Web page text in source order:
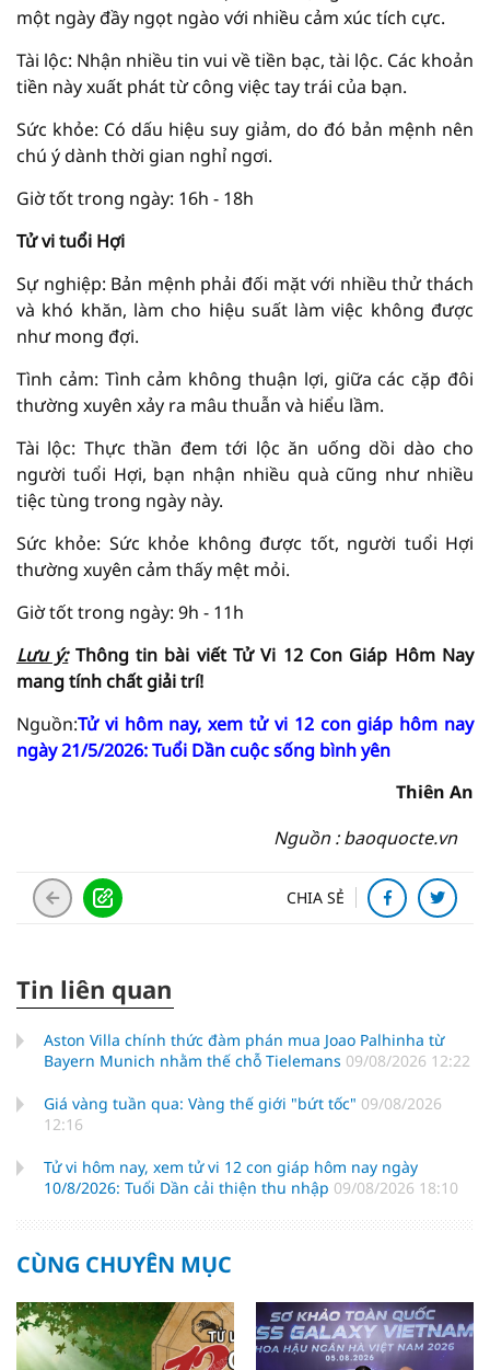
một ngày đầy ngọt ngào với nhiều cảm xúc tích cực.
Tài lộc: Nhận nhiều tin vui về tiền bạc, tài lộc. Các khoản
tiền này xuất phát từ công việc tay trái của bạn.
Sức khỏe: Có dấu hiệu suy giảm, do đó bản mệnh nên
chú ý dành thời gian nghỉ ngơi.
Giờ tốt trong ngày: 16h - 18h
Tử vi tuổi Hợi
Sự nghiệp: Bản mệnh phải đối mặt với nhiều thử thách
và khó khăn, làm cho hiệu suất làm việc không được
như mong đợi.
Tình cảm: Tình cảm không thuận lợi, giữa các cặp đôi
thường xuyên xảy ra mâu thuẫn và hiểu lầm.
Tài lộc: Thực thần đem tới lộc ăn uống dồi dào cho
người tuổi Hợi, bạn nhận nhiều quà cũng như nhiều
tiệc tùng trong ngày này.
Sức khỏe: Sức khỏe không được tốt, người tuổi Hợi
thường xuyên cảm thấy mệt mỏi.
Giờ tốt trong ngày: 9h - 11h
Lưu ý: Thông tin bài viếtTử Vi 12 Con Giáp Hôm Nay
mang tính chất giảitrí!
Nguồn:Tử vi hôm nay, xem tử vi 12 con giáp hôm nay
ngày 21/5/2026: Tuổi Dần cuộc sống bình yên
Thiên An
Nguồn : baoquocte.vn
CHIA SẺ
Tin liên quan
Aston Villa chính thức đàm phán mua Joao Palhinha từ
Bayern Munich nhằm thế chỗ Tielemans 09/08/2026 12:22
Giá vàng tuần qua: Vàng thế giới "bứt tốc" 09/08/2026
12:16
Tử vi hôm nay, xem tử vi 12 con giáp hôm nay ngày
10/8/2026: Tuổi Dần cải thiện thu nhập 09/08/2026 18:10
CÙNG CHUYÊN MỤC